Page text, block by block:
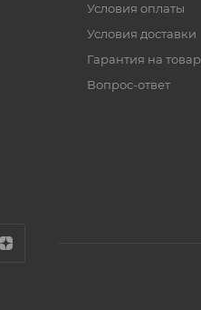
Условия оплаты
Условия доставки
Гарантия на товар
Вопрос-ответ